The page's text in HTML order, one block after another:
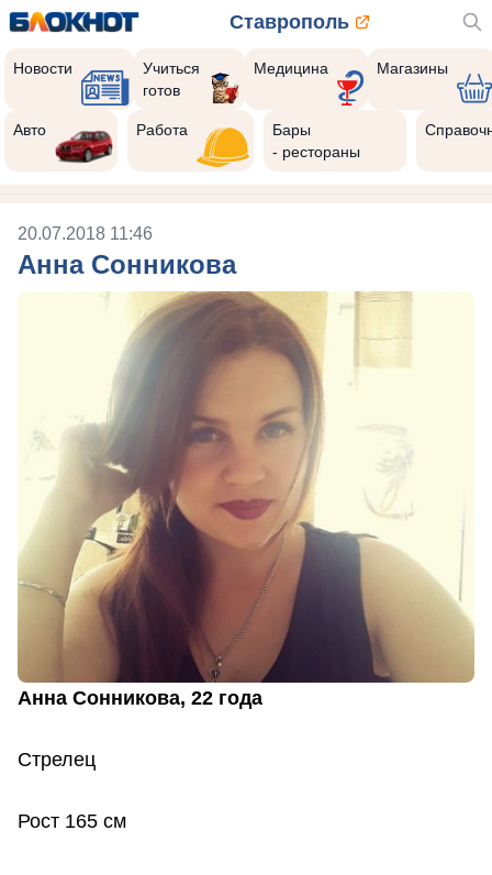
Ставрополь
Новости
Учиться
готов
Медицина Магазины
Авто Работа
Бары
- рестораны
20.07.2018 11:46
Анна Сонникова
Анна Сонникова, 22 года
Стрелец
Рост 165 см